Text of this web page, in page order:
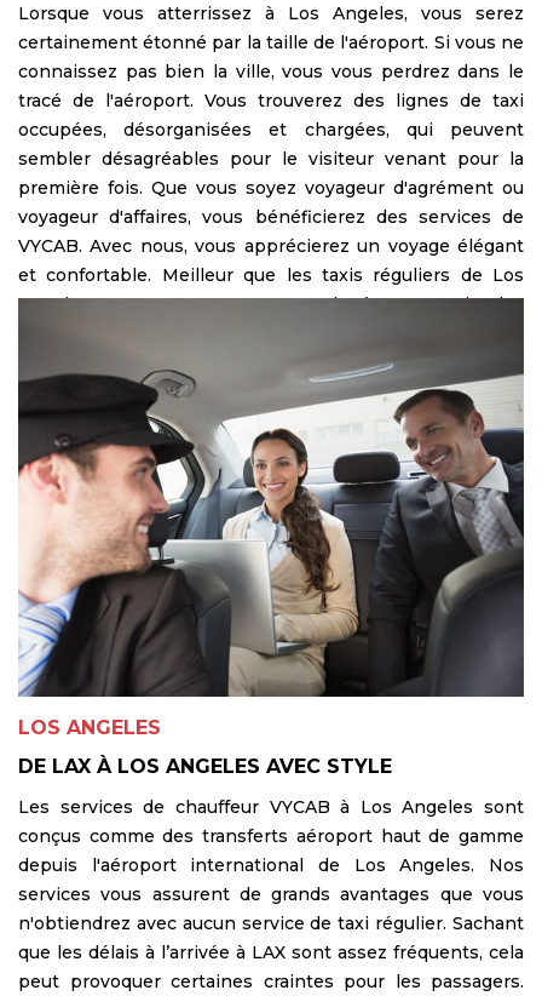
Lorsque vous atterrissez à Los Angeles, vous serez
certainement étonné par la taille de l'aéroport. Si vous ne
connaissez pas bien la ville, vous vous perdrez dans le
tracé de l'aéroport. Vous trouverez des lignes de taxi
occupées, désorganisées et chargées, qui peuvent
sembler désagréables pour le visiteur venant pour la
première fois. Que vous soyez voyageur d'agrément ou
voyageur d'affaires, vous bénéficierez des services de
VYCAB. Avec nous, vous apprécierez un voyage élégant
et confortable. Meilleur que les taxis réguliers de Los
Angeles. Avec VYCAB, vous n'avez plus à vous soucier des
l'arrivée pour vous aider avec vos bagages et vous
accompagner à l'aéroport. Tous nos chauffeurs sur place
sont expérimentés, bien informés et respectent les
normes de service les plus élevées. Cela signifie que vous
ne vous perdez pas et que vous n'avez pas à vous soucier
de l'intimité, vous pouvez vous asseoir, vous détendre et
vous offrir le luxe. Réservez à l'avance vos services
automobiles haut de gamme pour éviter tout tracas.
LOS ANGELES
DE LAX À LOS ANGELES AVEC STYLE
Les services de chauffeur VYCAB à Los Angeles sont
conçus comme des transferts aéroport haut de gamme
depuis l'aéroport international de Los Angeles. Nos
services vous assurent de grands avantages que vous
n'obtiendrez avec aucun service de taxi régulier. Sachant
que les délais à l’arrivée à LAX sont assez fréquents, cela
peut provoquer certaines craintes pour les passagers.